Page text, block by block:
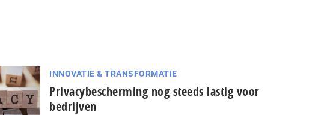
INNOVATIE & TRANSFORMATIE
Privacybescherming nog steeds lastig voor
bedrijven